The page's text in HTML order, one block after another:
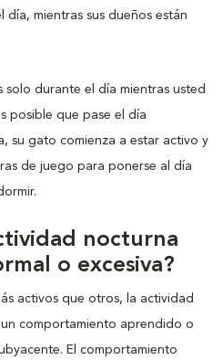
mientras sus dueños están
solo durante el día mientras usted
posible que pase el día
su gato comienza a estar activo y
de juego para ponerse al día
nocturna
o excesiva?
activos que otros, la actividad
comportamiento aprendido o
El comportamiento